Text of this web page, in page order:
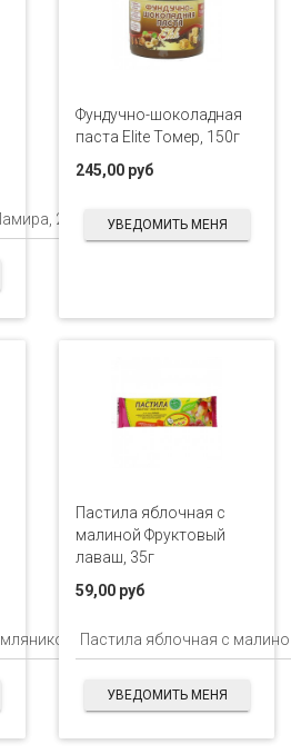
Фундучно-шоколадная
паста Elite Томер, 150г
245,00 руб
УВЕДОМИТЬ МЕНЯ
Пастила яблочная с
малиной Фруктовый
лаваш, 35г
59,00 руб
УВЕДОМИТЬ МЕНЯ